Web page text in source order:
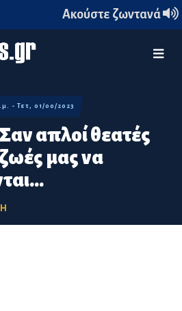
Ακούστε ζωντανά
απλοί θεατές
μας να
- Τετ, 01/00/2023